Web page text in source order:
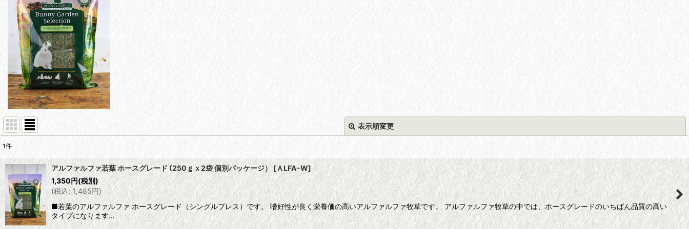
表示順変更
並び順:
絞り込む
1件
アルファルファ若葉 ホースグレード (250ｇｘ2袋 個別パッケージ） [ＡLFA-W]
1,350円(税別)
(税込: 1,485円)
■若葉のアルファルファ ホースグレード（シングルプレス）です。 嗜好性が良く栄養価の高いアルファルファ牧草です。 アルファルファ牧草の中では、ホースグレードのいちばん品質の高い
タイプになります…